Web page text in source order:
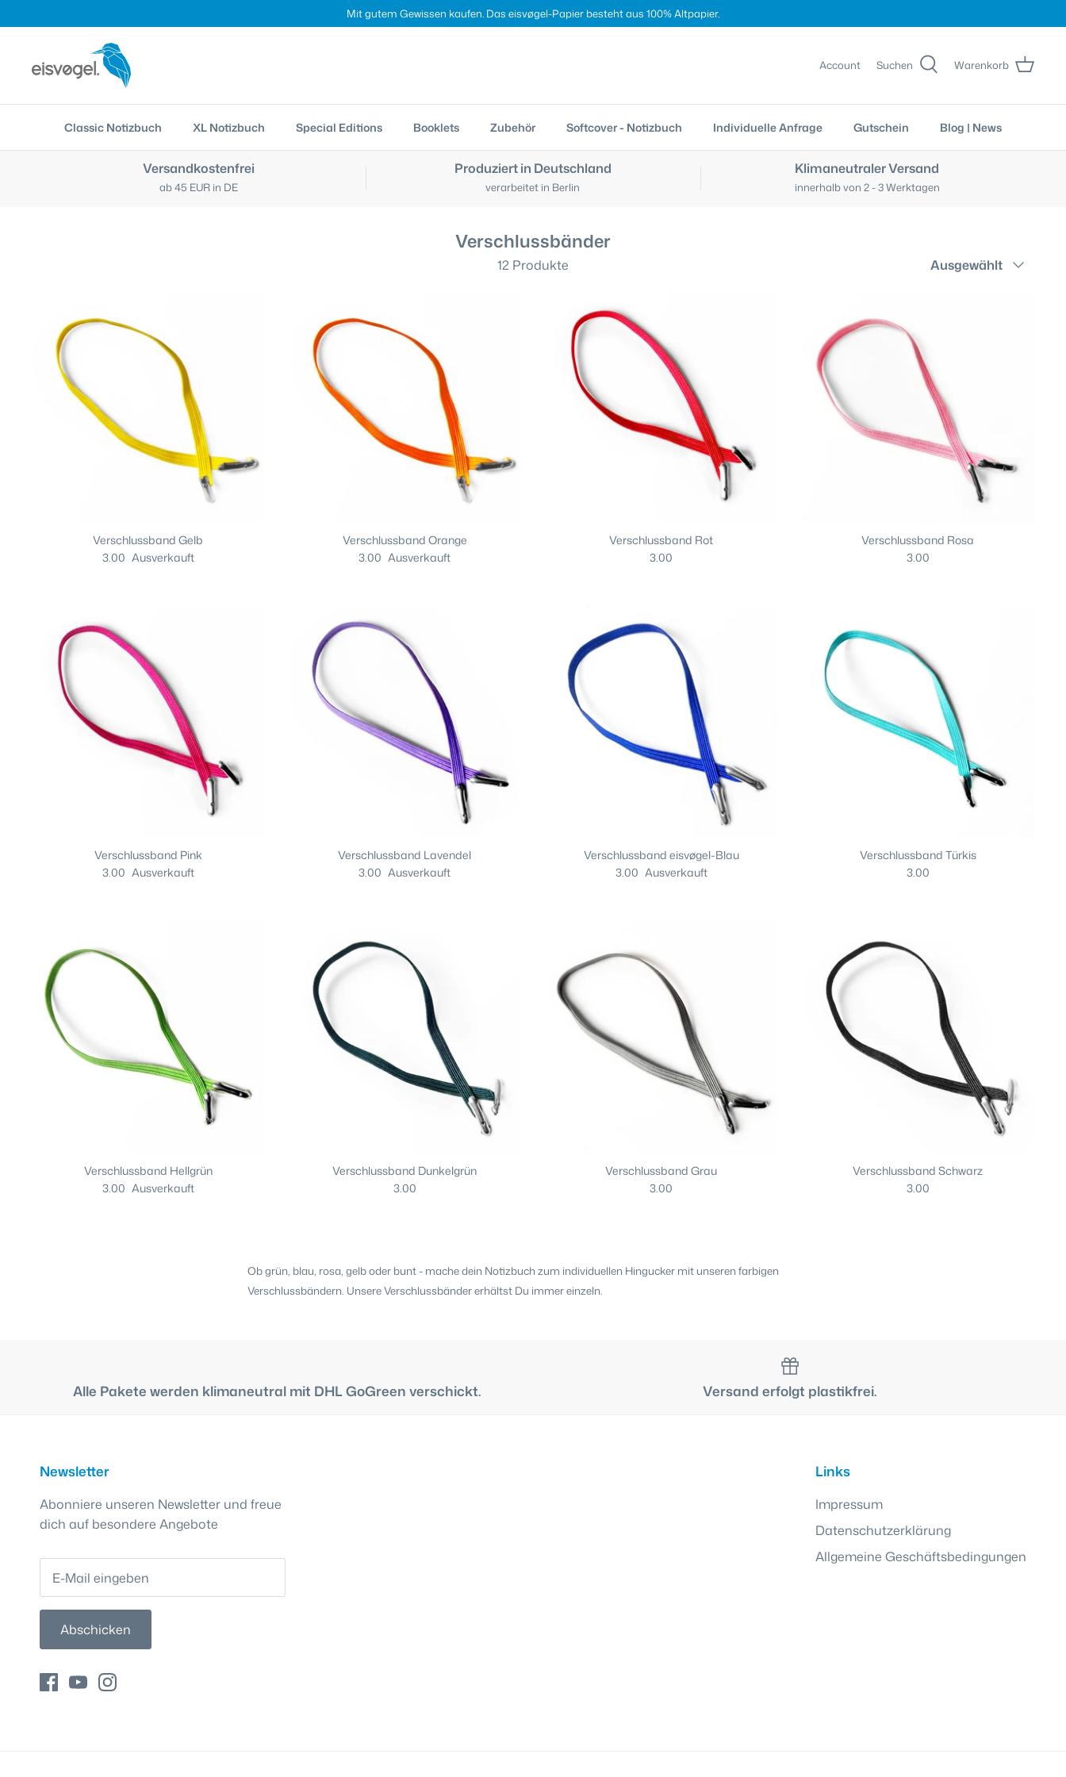
zum
Mit gutem Gewissen kaufen. Das eisvøgel-Papier besteht aus 100% Altpapier.
Account Suchen Warenkorb
Classic Notizbuch XL Notizbuch Special Editions Booklets Zubehör Softcover - Notizbuch Individuelle Anfrage Gutschein Blog | News
Versandkostenfrei
ab 45 EUR in DE
Produziert in Deutschland
verarbeitet in Berlin
Klimaneutraler Versand
innerhalb von 2 - 3 Werktagen
Verschlussbänder
12 Produkte
Sortieren
nach
Ausgewählt
Verschlussband Gelb
3.00 Ausverkauft
Verschlussband Orange
3.00 Ausverkauft
Verschlussband Rot
3.00
Verschlussband Rosa
3.00
Verschlussband Pink
3.00 Ausverkauft
Verschlussband Lavendel
3.00 Ausverkauft
Verschlussband eisvøgel-Blau
3.00 Ausverkauft
Verschlussband Türkis
3.00
Verschlussband Hellgrün
3.00 Ausverkauft
Verschlussband Dunkelgrün
3.00
Verschlussband Grau
3.00
Verschlussband Schwarz
3.00
Ob grün, blau, rosa, gelb oder bunt - mache dein Notizbuch zum individuellen Hingucker mit unseren farbigen
Verschlussbändern. Unsere Verschlussbänder erhältst Du immer einzeln.
Alle Pakete werden klimaneutral mit DHL GoGreen verschickt. Versand erfolgt plastikfrei.
Newsletter
Abonniere unseren Newsletter und freue
dich auf besondere Angebote
Abschicken
Links
Impressum
Datenschutzerklärung
Allgemeine Geschäftsbedingungen